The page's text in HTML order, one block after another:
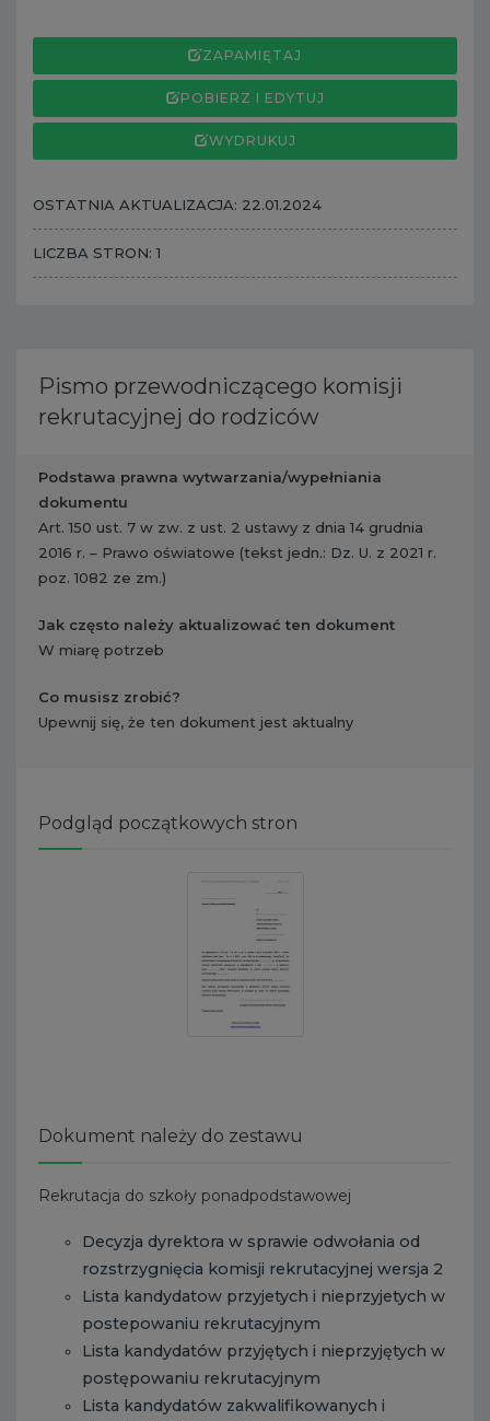
ZAPAMIĘTAJ
POBIERZ I EDYTUJ
WYDRUKUJ
OSTATNIA AKTUALIZACJA: 22.01.2024
LICZBA STRON: 1
Pismo przewodniczącego komisji
rekrutacyjnej do rodziców
Podstawa prawna wytwarzania/wypełniania
dokumentu
Art. 150 ust. 7 w zw. z ust. 2 ustawy z dnia 14 grudnia
2016 r. – Prawo oświatowe (tekst jedn.: Dz. U. z 2021 r.
poz. 1082 ze zm.)
Jak często należy aktualizować ten dokument
W miarę potrzeb
Co musisz zrobić?
​ Upewnij się, że ten dokument jest aktualny
Podgląd początkowych stron
Dokument należy do zestawu
Rekrutacja do szkoły ponadpodstawowej
Decyzja dyrektora w sprawie odwołania od
rozstrzygnięcia komisji rekrutacyjnej wersja 2
Lista kandydatow przyjetych i nieprzyjetych w
postepowaniu rekrutacyjnym
Lista kandydatów przyjętych i nieprzyjętych w
postępowaniu rekrutacyjnym
Lista kandydatów zakwalifikowanych i